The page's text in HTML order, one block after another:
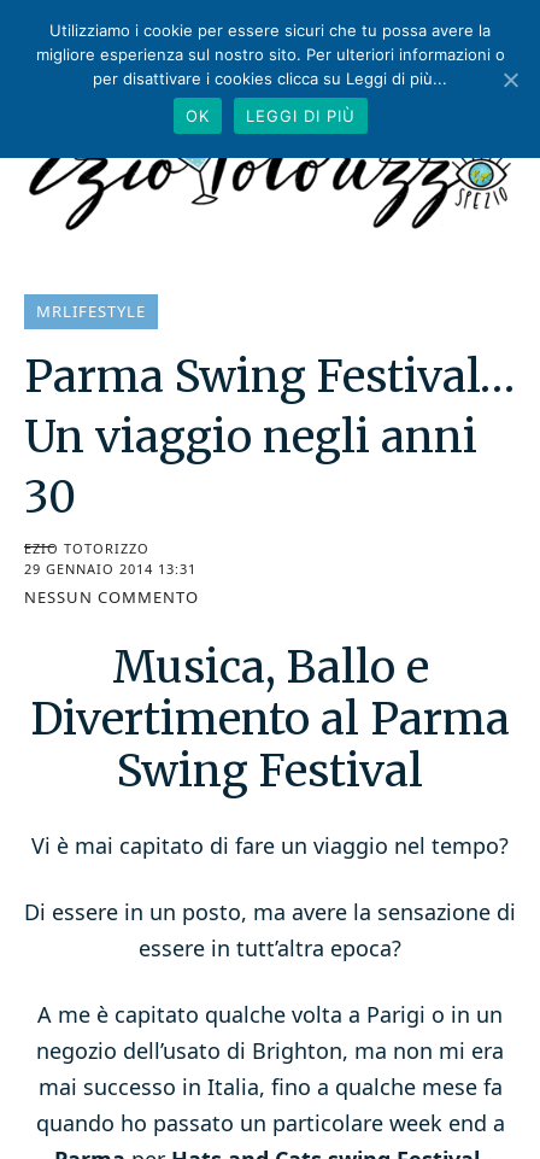
MRLIFESTYLE
Parma Swing Festival…
Un viaggio negli anni
30
EZIO TOTORIZZO
29 GENNAIO 2014 13:31
NESSUN COMMENTO
Musica, Ballo e
Divertimento al Parma
Swing Festival
Vi è mai capitato di fare un viaggio nel tempo?
Di essere in un posto, ma avere la sensazione di
essere in tutt’altra epoca?
A me è capitato qualche volta a Parigi o in un
negozio dell’usato di Brighton, ma non mi era
mai successo in Italia, fino a qualche mese fa
quando ho passato un particolare week end a
Utilizziamo i cookie per essere sicuri che tu possa avere la
migliore esperienza sul nostro sito. Per ulteriori informazioni o
per disattivare i cookies clicca su Leggi di più...
OK
LEGGI DI PIÙ